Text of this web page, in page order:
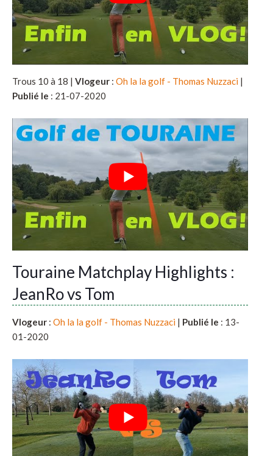
Trous 10 à 18 | Vlogeur : Oh la la golf - Thomas Nuzzaci |
Publié le : 21-07-2020
Touraine Matchplay Highlights :
JeanRo vs Tom
Vlogeur : Oh la la golf - Thomas Nuzzaci | Publié le : 13-
01-2020